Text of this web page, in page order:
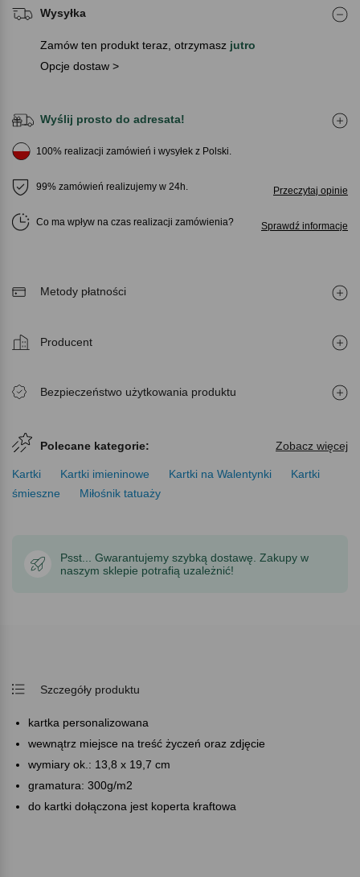
Wysyłka
Zamów ten produkt teraz, otrzymasz jutro
Opcje dostaw >
Wyślij prosto do adresata!
100% realizacji zamówień i wysyłek z Polski.
99% zamówień realizujemy w 24h. Przeczytaj opinie
Co ma wpływ na czas realizacji zamówienia Sprawdź informacje
Metody płatności
Producent
Bezpieczeństwo użytkowania produktu
Polecane kategorie: Zobacz więcej
Kartki Kartki imieninowe Kartki na Walentynki
Kartki
śmieszne
Miłośnik tatuaży
Psst... Gwarantujemy szybką dostawę. Zakupy w
naszym sklepie potrafią uzależnić!
Szczegóły produktu
kartka personalizowana
wewnątrz miejsce na treść życzeń oraz zdjęcie
wymiary ok.: 13,8 x 19,7 cm
gramatura: 300g/m2
do kartki dołączona jest koperta kraftowa